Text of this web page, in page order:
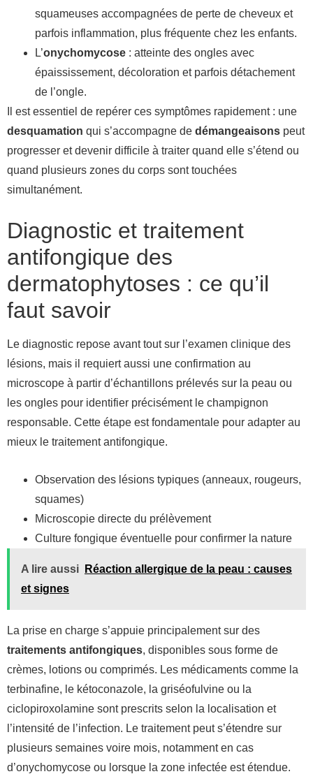
squameuses accompagnées de perte de cheveux et
parfois inflammation, plus fréquente chez les enfants.
L’onychomycose : atteinte des ongles avec
épaississement, décoloration et parfois détachement
de l’ongle.
Il est essentiel de repérer ces symptômes rapidement : une
desquamation qui s’accompagne de démangeaisons peut
progresser et devenir difficile à traiter quand elle s’étend ou
quand plusieurs zones du corps sont touchées
simultanément.
Diagnostic et traitement
antifongique des
dermatophytoses : ce qu’il
faut savoir
Le diagnostic repose avant tout sur l’examen clinique des
lésions, mais il requiert aussi une confirmation au
microscope à partir d’échantillons prélevés sur la peau ou
les ongles pour identifier précisément le champignon
responsable. Cette étape est fondamentale pour adapter au
mieux le traitement antifongique.
Observation des lésions typiques (anneaux, rougeurs,
squames)
Microscopie directe du prélèvement
Culture fongique éventuelle pour confirmer la nature
A lire aussi
Réaction allergique de la peau : causes
et signes
La prise en charge s’appuie principalement sur des
traitements antifongiques, disponibles sous forme de
crèmes, lotions ou comprimés. Les médicaments comme la
terbinafine, le kétoconazole, la griséofulvine ou la
ciclopiroxolamine sont prescrits selon la localisation et
l’intensité de l’infection. Le traitement peut s’étendre sur
plusieurs semaines voire mois, notamment en cas
d’onychomycose ou lorsque la zone infectée est étendue.